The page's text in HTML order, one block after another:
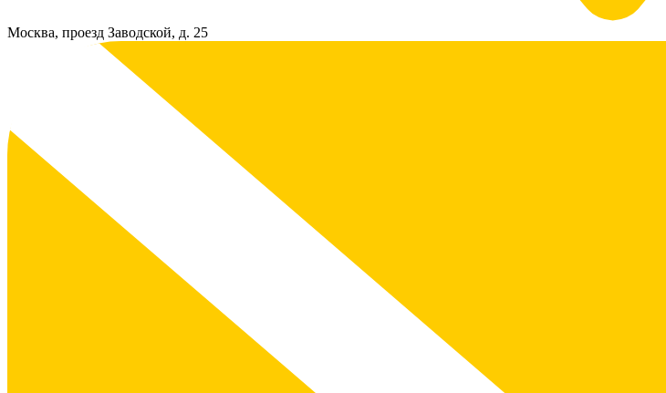
Москва, проезд Заводской, д. 25